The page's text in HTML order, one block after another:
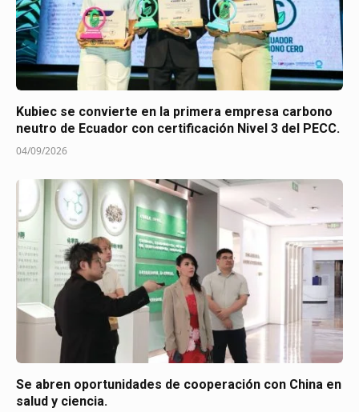
Kubiec se convierte en la primera empresa carbono
neutro de Ecuador con certificación Nivel 3 del PECC.
04/09/2026
Se abren oportunidades de cooperación con China en
salud y ciencia.